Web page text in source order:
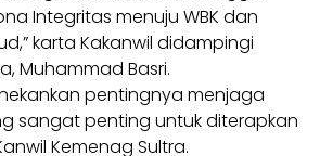
Integritas menuju WBK dan
karta Kakanwil didampingi
Muhammad Basri.
pentingnya menjaga
sangat penting untuk diterapkan
Kemenag Sultra.